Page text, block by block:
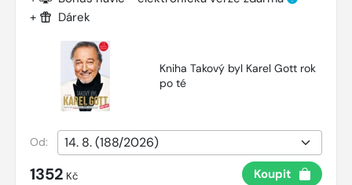
+ Dárek
Kniha Takový byl Karel Gott rok
po té
Od:
1352 Kč Koupit